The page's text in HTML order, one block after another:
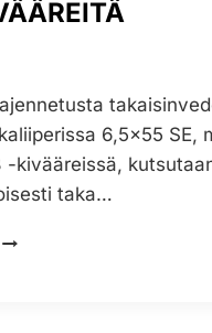
6,5×55 SE,
-kivääreissä,
taka…
TIEDOTE: